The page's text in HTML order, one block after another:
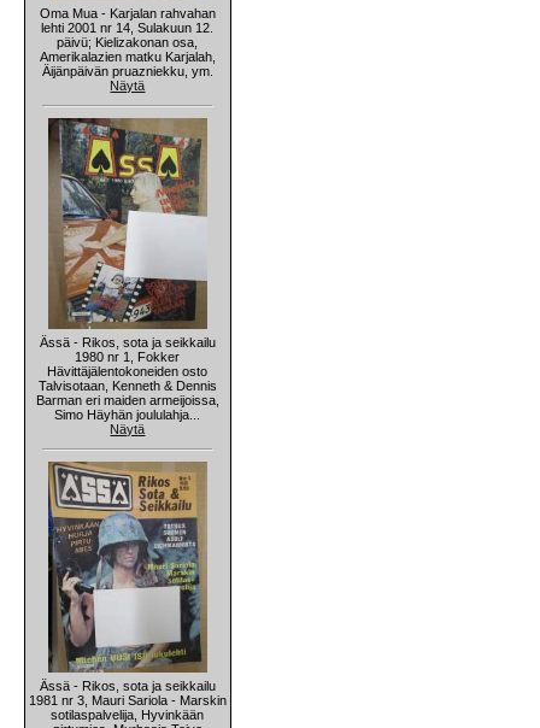
Oma Mua - Karjalan rahvahan
lehti 2001 nr 14, Sulakuun 12.
päivü; Kielizakonan osa,
Amerikalazien matku Karjalah,
Äijänpäivän pruazniekku, ym.
Näytä
Ässä - Rikos, sota ja seikkailu
1980 nr 1, Fokker
Hävittäjälentokoneiden osto
Talvisotaan, Kenneth & Dennis
Barman eri maiden armeijoissa,
Simo Häyhän joululahja...
Näytä
Ässä - Rikos, sota ja seikkailu
1981 nr 3, Mauri Sariola - Marskin
sotilaspalvelija, Hyvinkään